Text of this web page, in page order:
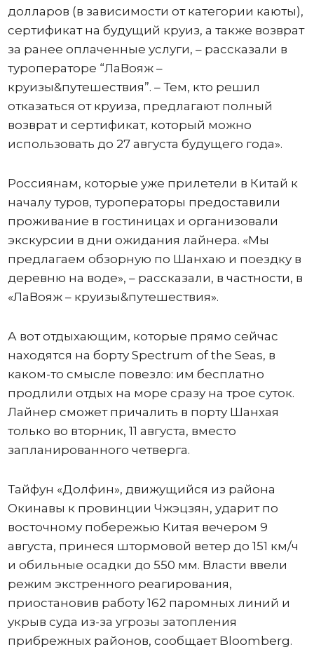
долларов (в зависимости от категории каюты),
сертификат на будущий круиз, а также возврат
за ранее оплаченные услуги, – рассказали в
туроператоре “ЛаВояж –
круизы&путешествия”. – Тем, кто решил
отказаться от круиза, предлагают полный
возврат и сертификат, который можно
использовать до 27 августа будущего года».
Россиянам, которые уже прилетели в Китай к
началу туров, туроператоры предоставили
проживание в гостиницах и организовали
экскурсии в дни ожидания лайнера. «Мы
предлагаем обзорную по Шанхаю и поездку в
деревню на воде», – рассказали, в частности, в
«ЛаВояж – круизы&путешествия».
А вот отдыхающим, которые прямо сейчас
находятся на борту Spectrum of the Seas, в
каком-то смысле повезло: им бесплатно
продлили отдых на море сразу на трое суток.
Лайнер сможет причалить в порту Шанхая
только во вторник, 11 августа, вместо
запланированного четверга.
Тайфун «Долфин», движущийся из района
Окинавы к провинции Чжэцзян, ударит по
восточному побережью Китая вечером 9
августа, принеся штормовой ветер до 151 км/ч
и обильные осадки до 550 мм. Власти ввели
режим экстренного реагирования,
приостановив работу 162 паромных линий и
укрыв суда из-за угрозы затопления
прибрежных районов, сообщает Bloomberg.